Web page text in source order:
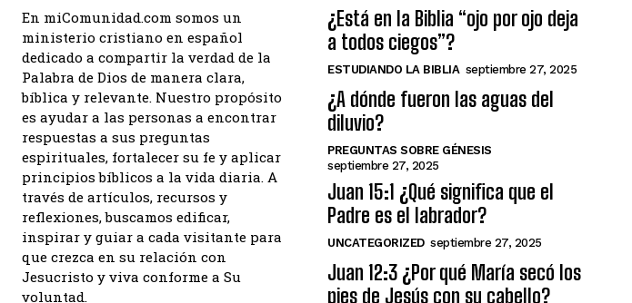
En miComunidad.com somos un
ministerio cristiano en español
dedicado a compartir la verdad de la
Palabra de Dios de manera clara,
bíblica y relevante. Nuestro propósito
es ayudar a las personas a encontrar
respuestas a sus preguntas
espirituales, fortalecer su fe y aplicar
principios bíblicos a la vida diaria. A
través de artículos, recursos y
reflexiones, buscamos edificar,
inspirar y guiar a cada visitante para
que crezca en su relación con
Jesucristo y viva conforme a Su
voluntad.
¿Está en la Biblia “ojo por ojo deja
a todos ciegos”?
ESTUDIANDO LA BIBLIA septiembre 27, 2025
¿A dónde fueron las aguas del
diluvio?
PREGUNTAS SOBRE GÉNESIS
septiembre 27, 2025
Juan 15:1 ¿Qué significa que el
Padre es el labrador?
UNCATEGORIZED septiembre 27, 2025
Juan 12:3 ¿Por qué María secó los
pies de Jesús con su cabello?